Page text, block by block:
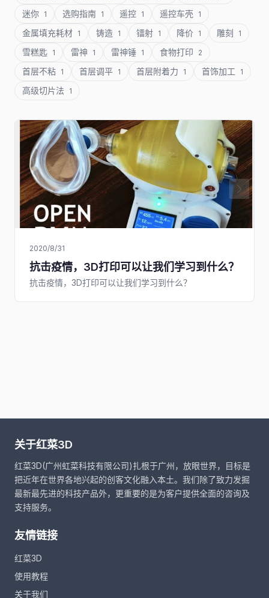
迷你 1 选购指南 1 遥控 1 遥控车壳 1
金属填充耗材 1 铸造 1 镭射 1 降价 1 雕刻 1
雪糕匙 1 雷神 1 雷神锤 1 食物打印 2
首层不粘 1 首层调平 1 首层附着力 1 首饰加工 1
高级切片法 1
2020/8/31
抗击疫情，3D打印可以让我们学习到什么？
抗击疫情，3D打印可以让我们学习到什么？
关于红菜3D
红菜3D(广州虹菜科技有限公司)扎根于广州，放眼世界，目标是
把近年在世界各地兴起的创客文化融入本土。我们除了致力发掘
最新最先进的科技产品外，更重要的是为客户提供全面的咨询及
支持服务。
友情链接
红菜3D
使用教程
关于我们